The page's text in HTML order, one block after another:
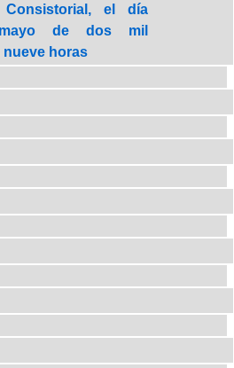
el día
de dos mil
horas